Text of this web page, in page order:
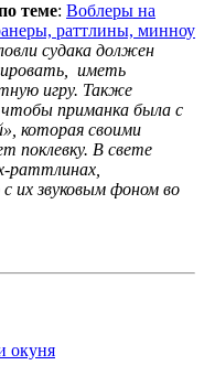
теме: Воблеры на
раттлины, минноу
судака должен
иметь
игру. Также
приманка была с
которая своими
поклевку. В свете
раттлинах,
их звуковым фоном во
окуня